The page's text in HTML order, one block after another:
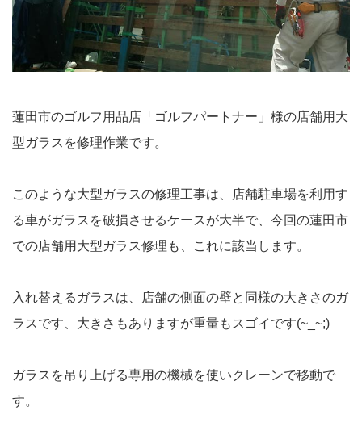
蓮田市のゴルフ用品店「ゴルフパートナー」様の店舗用大
型ガラスを修理作業です。
このような大型ガラスの修理工事は、店舗駐車場を利用す
る車がガラスを破損させるケースが大半で、今回の蓮田市
での店舗用大型ガラス修理も、これに該当します。
入れ替えるガラスは、店舗の側面の壁と同様の大きさのガ
ラスです、大きさもありますが重量もスゴイです(~_~;)
ガラスを吊り上げる専用の機械を使いクレーンで移動で
す。